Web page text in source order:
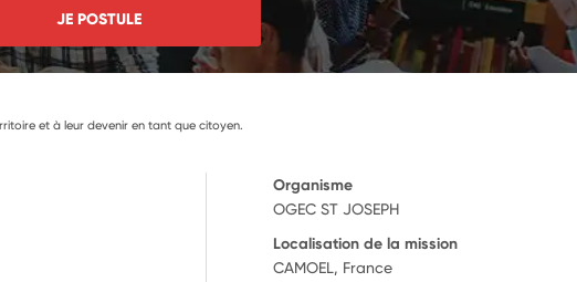
JE POSTULE
et à leur devenir en tant que citoyen.
Organisme
OGEC ST JOSEPH
Localisation de la mission
CAMOEL, France